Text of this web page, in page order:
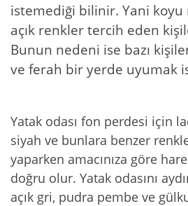
istemediği bilinir. Yani
açık renkler tercih eden
Bunun nedeni ise bazı
ve ferah bir yerde uyumak
Yatak odası fon perdesi için
siyah ve bunlara benzer
yaparken amacınıza göre
doğru olur. Yatak odasını
açık gri, pudra pembe ve